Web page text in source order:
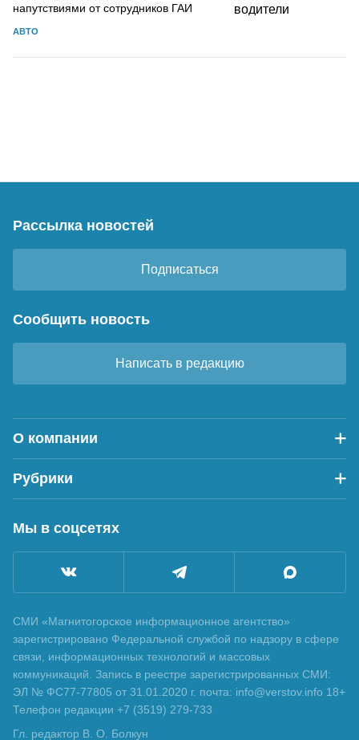
напутствиями от сотрудников ГАИ
АВТО
Рассылка новостей
Подписаться
Сообщить новость
Написать в редакцию
О компании
Рубрики
Мы в соцсетях
СМИ «Магнитогорское информационное агентство»
зарегистрировано Федеральной службой по надзору в сфере
связи, информационных технологий и массовых
коммуникаций. Запись в реестре зарегистрированных СМИ:
ЭЛ № ФС77-77805 от 31.01.2020 г. почта: info@verstov.info 18+
Телефон редакции +7 (3519) 279-733
Гл. редактор В. О. Болкун